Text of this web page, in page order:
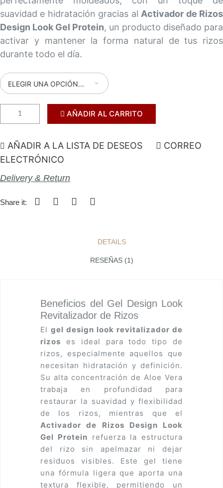
suavidad e hidratación gracias al Activador de Rizos
Design Look Gel Protein, un producto diseñado para
activar y mantener la forma natural de tus rizos
durante todo el día.
AÑADIR AL CARRITO
AÑADIR A LA LISTA DE DESEOS
CORREO
ELECTRÓNICO
Delivery & Return
Share it:
DETAILS
RESEÑAS 1
Beneficios del Gel Design Look
Revitalizador de Rizos
El gel design look revitalizador de
rizos es ideal para todo tipo de
rizos, especialmente aquellos que
necesitan hidratación y definición.
Su alta concentración de Aloe Vera
trabaja en profundidad para
restaurar la suavidad y flexibilidad
de los rizos, mientras que el
Activador de Rizos Design Look
Gel Protein refuerza la estructura
del rizo sin apelmazar ni dejar
residuos visibles. Este gel tiene
una fórmula ligera que aporta una
textura flexible, permitiendo un